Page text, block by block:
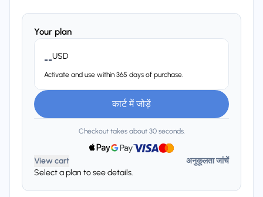
Your plan
--USD
Activate and use within 365 days of purchase.
कार्ट में जोड़ें
Checkout takes about 30 seconds.
View cart
अनुकूलता जांचें
Select a plan to see details.